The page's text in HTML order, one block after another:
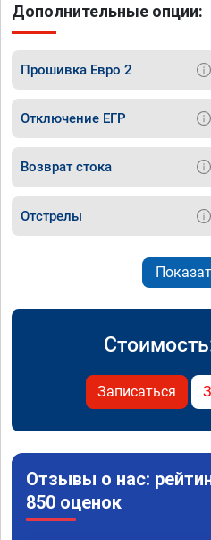
Дополнительные опции:
Прошивка Евро 2
Отключение ЕГР
Возврат стока
Отстрелы
Записаться
Отзывы о нас:
850 оценок